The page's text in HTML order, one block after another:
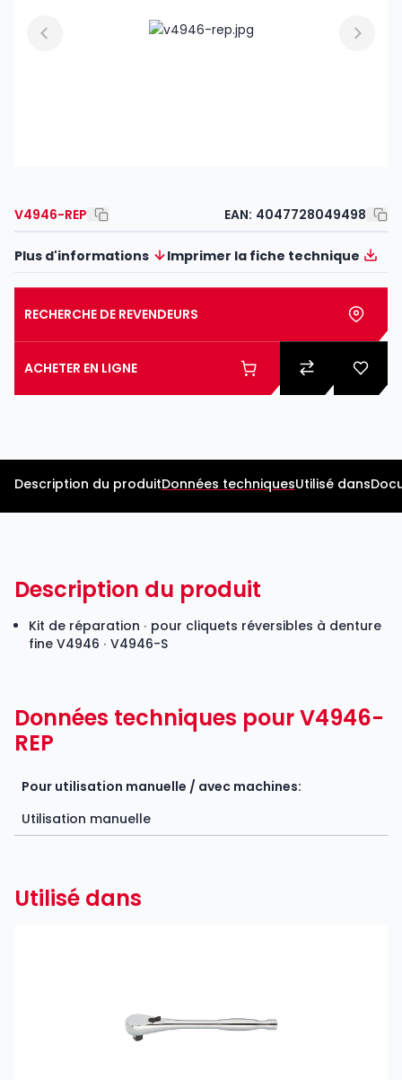
V4946-REP EAN: 4047728049498
Plus d'informations Imprimer la fiche technique
RECHERCHE DE REVENDEURS
ACHETER EN LIGNE
Description du produitDonnées techniquesUtilisé dans
Description du produit
Kit de réparation ∙ pour cliquets réversibles à denture
fine V4946 ∙ V4946-S
Données techniques pour V4946-
REP
Pour utilisation manuelle / avec machines:
Utilisation manuelle
Utilisé dans